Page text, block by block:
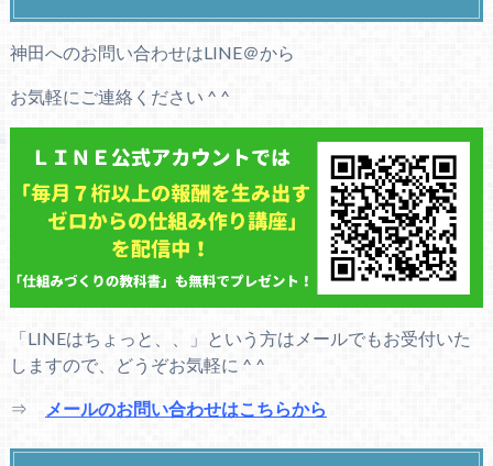
神田へのお問い合わせはLINE＠から
お気軽にご連絡ください ^ ^
「LINEはちょっと、、」という方はメールでもお受付いた
しますので、どうぞお気軽に ^ ^
⇒ メールのお問い合わせはこちらから